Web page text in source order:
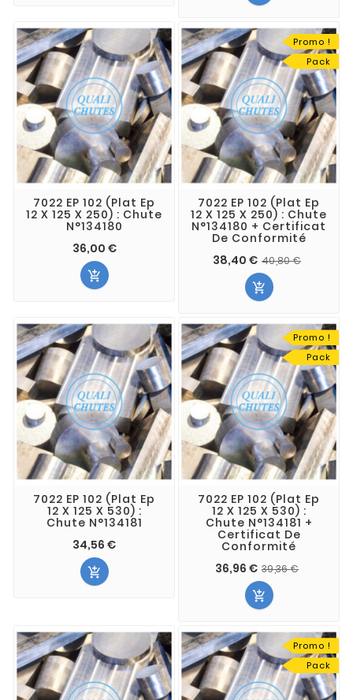
7022 EP 102 (Plat Ep
12 X 125 X 250) : Chute
N°134180
36,00 €

Promo !
Pack
7022 EP 102 (Plat Ep
12 X 125 X 250) : Chute
N°134180 + Certificat
De Conformité
38,40 € 40,80 €

7022 EP 102 (Plat Ep
12 X 125 X 530) :
Chute N°134181
34,56 €

Promo !
Pack
7022 EP 102 (Plat Ep
12 X 125 X 530) :
Chute N°134181 +
Certificat De
Conformité
36,96 € 39,36 €

Promo !
Pack